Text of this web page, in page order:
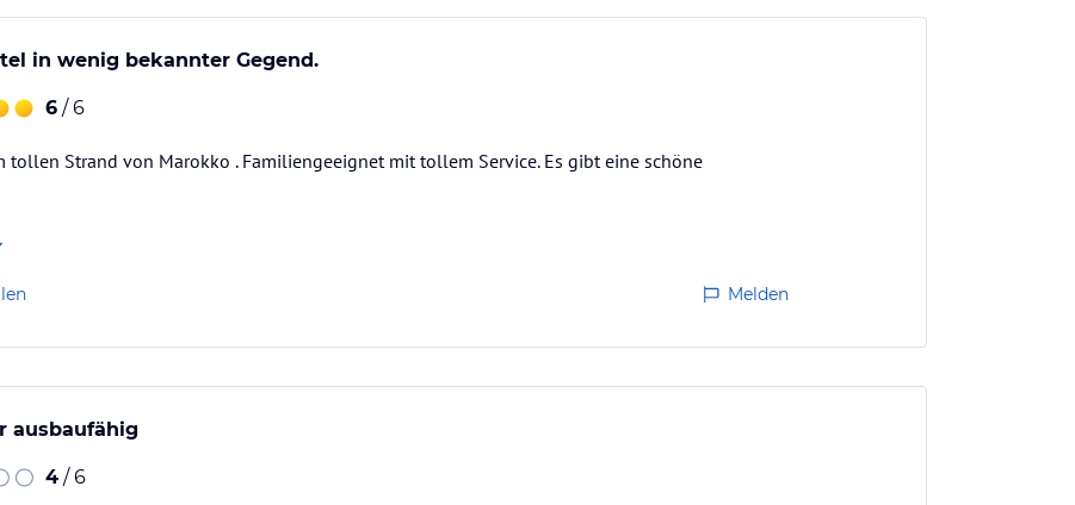
in wenig bekannter Gegend.
6 / 6
tollen Strand von Marokko . Familiengeeignet mit tollem Service. Es gibt eine schöne
Melden
ausbaufähig
4 / 6